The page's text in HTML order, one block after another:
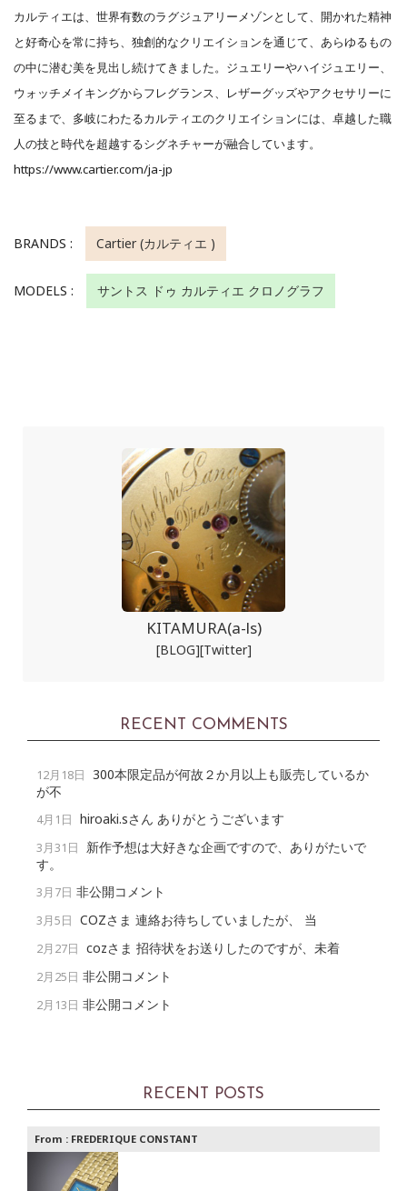
カルティエは、世界有数のラグジュアリーメゾンとして、開かれた精神
と好奇心を常に持ち、独創的なクリエイションを通じて、あらゆるもの
の中に潜む美を見出し続けてきました。ジュエリーやハイジュエリー、
ウォッチメイキングからフレグランス、レザーグッズやアクセサリーに
至るまで、多岐にわたるカルティエのクリエイションには、卓越した職
人の技と時代を超越するシグネチャーが融合しています。
https://www.cartier.com/ja-jp
BRANDS : Cartier (カルティエ )
MODELS : サントス ドゥ カルティエ クロノグラフ
KITAMURA(a-ls)
[BLOG][Twitter]
RECENT COMMENTS
12月18日 300本限定品が何故２か月以上も販売しているか
が不
4月1日 hiroaki.sさん ありがとうございます
3月31日
新作予想は大好きな企画ですので、ありがたいで
す。
3月7日 非公開コメント
3月5日 COZさま 連絡お待ちしていましたが、 当
2月27日 cozさま 招待状をお送りしたのですが、未着
2月25日 非公開コメント
2月13日 非公開コメント
RECENT POSTS
From : FREDERIQUE CONSTANT